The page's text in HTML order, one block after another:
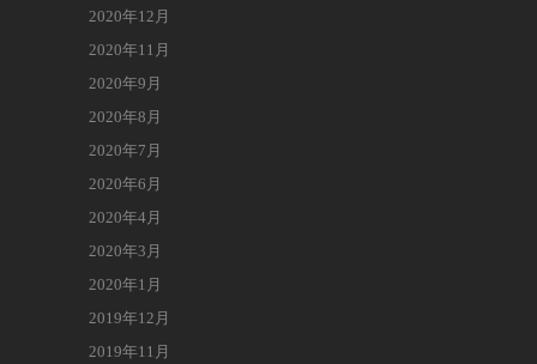
2020年12月
2020年11月
2020年9月
2020年8月
2020年7月
2020年6月
2020年4月
2020年3月
2020年1月
2019年12月
2019年11月